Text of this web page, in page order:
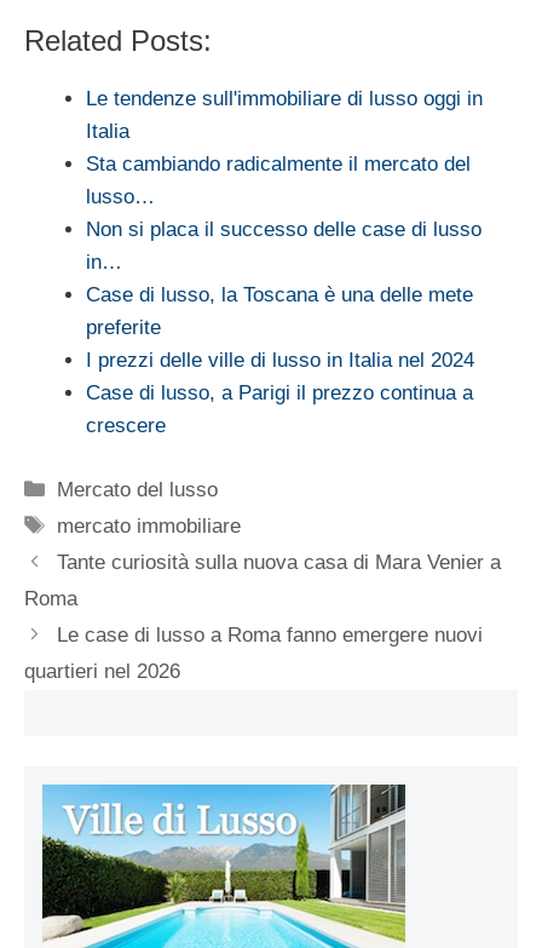
Related Posts:
Le tendenze sull'immobiliare di lusso oggi in
Italia
Sta cambiando radicalmente il mercato del
lusso…
Non si placa il successo delle case di lusso
in…
Case di lusso, la Toscana è una delle mete
preferite
I prezzi delle ville di lusso in Italia nel 2024
Case di lusso, a Parigi il prezzo continua a
crescere
Categorie
Mercato del lusso
Tag
mercato immobiliare
Tante curiosità sulla nuova casa di Mara Venier a
Roma
Le case di lusso a Roma fanno emergere nuovi
quartieri nel 2026